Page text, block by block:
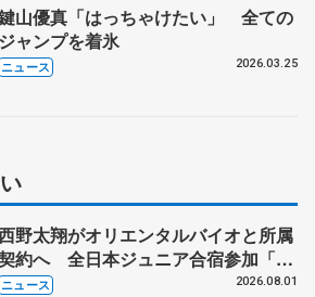
山優真「はっちゃけたい」 全ての
ジャンプを着氷
ニュース 2026.03.25
野太翔がオリエンタルバイオと所属
約へ 全日本ジュニア合宿参加「結
残していかないと」 講師はジェー
ニュース 2026.08.01